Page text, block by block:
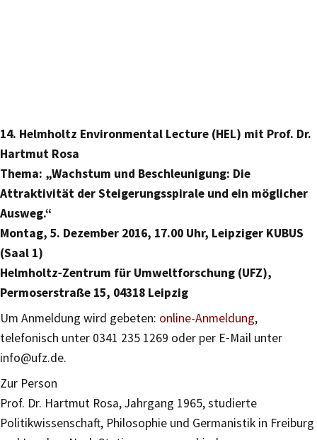
14. Helmholtz Environmental Lecture (HEL) mit Prof. Dr.
Hartmut Rosa
Thema: „Wachstum und Beschleunigung: Die
Attraktivität der Steigerungsspirale und ein möglicher
Ausweg.“
Montag, 5. Dezember 2016, 17.00 Uhr, Leipziger KUBUS
(Saal 1)
Helmholtz‐Zentrum für Umweltforschung (UFZ),
Permoserstraße 15, 04318 Leipzig
Um Anmeldung wird gebeten: online-Anmeldung,
telefonisch unter 0341 235 1269 oder per E‐Mail unter
info@ufz.de.
Zur Person
Prof. Dr. Hartmut Rosa, Jahrgang 1965, studierte
Politikwissenschaft, Philosophie und Germanistik in Freiburg